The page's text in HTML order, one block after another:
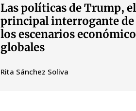
Las políticas de Trump, el
principal interrogante de
los escenarios
globales
Rita Sánchez Soliva